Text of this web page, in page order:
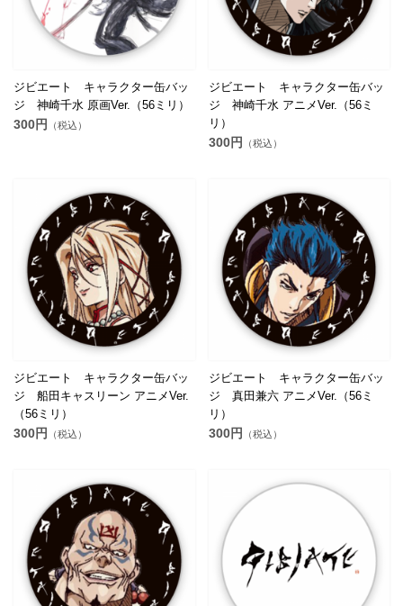
ジビエート キャラクター缶バッ
ジ 神崎千水 原画Ver.（56ミリ）
300円 （税込）
ジビエート キャラクター缶バッ
ジ 神崎千水 アニメVer.（56ミ
リ）
300円 （税込）
ジビエート キャラクター缶バッ
ジ 船田キャスリーン アニメVer.
（56ミリ）
300円 （税込）
ジビエート キャラクター缶バッ
ジ 真田兼六 アニメVer.（56ミ
リ）
300円 （税込）